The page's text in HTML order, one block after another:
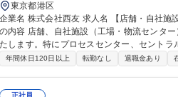
東京都港区
企業名 株式会社西友 求人名 【店舗・自社施設の食品安全・品質保証担当】(株)トライアルカンパニーへ出向 仕事
の内容 店舗、自社施設（工場・物流センタ
たします。特にプロセスセンター、セント
ジネ スの根幹となる食の安全を土台から支える役割です。 食品安全レベル維持の定期モニタリング、年一回の食
年間休日120日以上 転勤なし 退職金あり
正社員